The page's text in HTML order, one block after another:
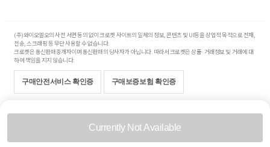
Currently Not Available
(주)와이오엘오의 사전 서면 동의 없이 크로켓 사이트의 일체의 정보, 콘텐츠 및 UI등을 상업적 목적으로 전재,
전송, 스크래핑 등 무단 사용할 수 없습니다.
크로켓은 통신판매중개자이며 통신판매의 당사자가 아닙니다. 따라서 크로켓은 상품·거래정보 및 거래에 대
하여 책임을 지지 않습니다.
구매안전서비스 확인증 구매보증보험 확인증